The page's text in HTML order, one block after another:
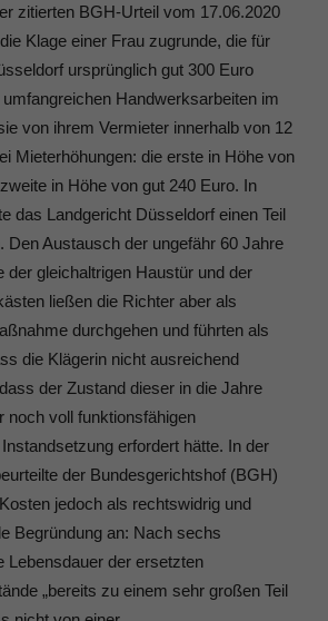
zitierten BGH-Urteil vom 17.06.2020
Klage einer Frau zugrunde, die für
ursprünglich gut 300 Euro
Handwerksarbeiten im
von ihrem Vermieter innerhalb von 12
Mieterhöhungen: die erste in Höhe von
in Höhe von gut 240 Euro. In
das Landgericht Düsseldorf einen Teil
Den Austausch der ungefähr 60 Jahre
der gleichaltrigen Haustür und der
ließen die Richter aber als
durchgehen und führten als
die Klägerin nicht ausreichend
der Zustand dieser in die Jahre
noch voll funktionsfähigen
erfordert hätte. In der
der Bundesgerichtshof (BGH)
jedoch als rechtswidrig und
Begründung an: Nach sechs
Lebensdauer der ersetzten
„bereits zu einem sehr großen Teil